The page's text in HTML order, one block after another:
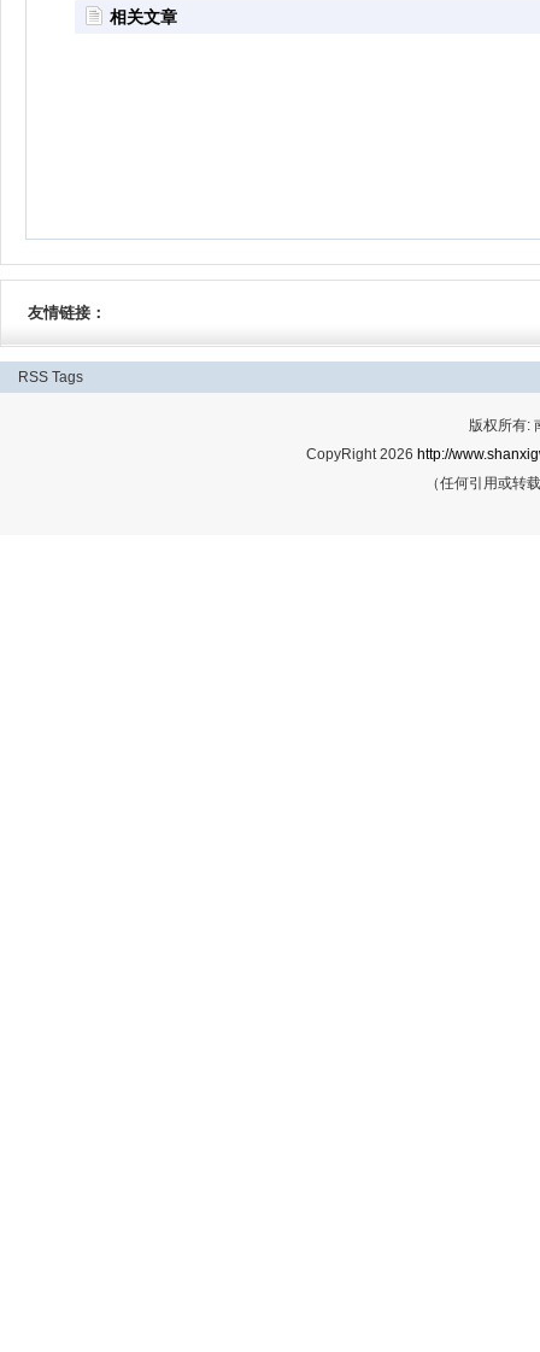
相关文章
友情链接：
RSS Tags
版权所有:
CopyRight 2026 http://
（任何引用或转